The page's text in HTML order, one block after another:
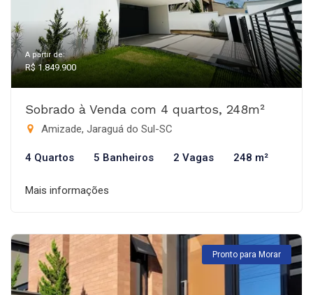
A partir de:
R$ 1.849.900
Sobrado à Venda com 4 quartos, 248m²
Amizade, Jaraguá do Sul-SC
4 Quartos 5 Banheiros 2 Vagas 248 m²
Mais informações
Pronto para Morar